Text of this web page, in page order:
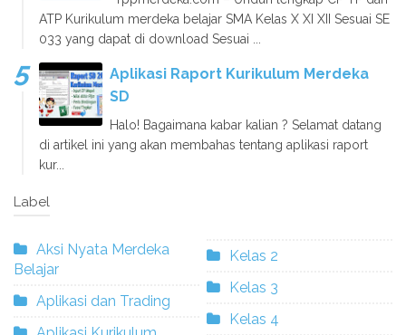
ATP Kurikulum merdeka belajar SMA Kelas X XI XII Sesuai SE
033 yang dapat di download Sesuai ...
Aplikasi Raport Kurikulum Merdeka
SD
Halo! Bagaimana kabar kalian ? Selamat datang
di artikel ini yang akan membahas tentang aplikasi raport
kur...
Label
Aksi Nyata Merdeka
Belajar
Aplikasi dan Trading
Kelas 2
Kelas 3
Kelas 4